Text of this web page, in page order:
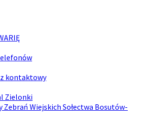
kontaktowy
Zielonki
Zebrań Wiejskich Sołectwa Bosutów-